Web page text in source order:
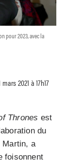
pour 2023, avec la
2021 à 17h17
Thrones est
du
Martin, a
foisonnent